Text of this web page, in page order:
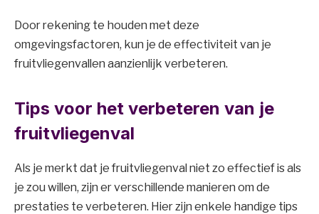
Door rekening te houden met deze
omgevingsfactoren, kun je de effectiviteit van je
fruitvliegenvallen aanzienlijk verbeteren.
Tips voor het verbeteren van je
fruitvliegenval
Als je merkt dat je fruitvliegenval niet zo effectief is als
je zou willen, zijn er verschillende manieren om de
prestaties te verbeteren. Hier zijn enkele handige tips